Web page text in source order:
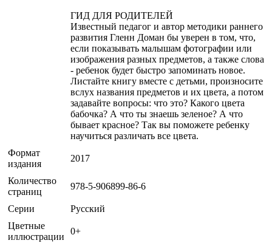
ГИД ДЛЯ РОДИТЕЛЕЙ
Известный педагог и автор методики раннего
развития Гленн Доман бы уверен в том, что,
если показывать малышам фотографии или
изображения разных предметов, а также слова
- ребенок будет быстро запоминать новое.
Листайте книгу вместе с детьми, произносите
вслух названия предметов и их цвета, а потом
задавайте вопросы: что это? Какого цвета
бабочка? А что ты знаешь зеленое? А что
бывает красное? Так вы поможете ребенку
научиться различать все цвета.
Формат
издания
2017
Количество
страниц
978-5-906899-86-6
Серии
Русский
Цветные
иллюстрации
0+